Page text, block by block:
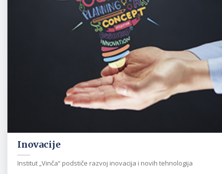
Inovacije
Institut „Vinča“ podstiče razvoj inovacija i novih tehnologija